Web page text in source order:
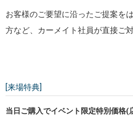
お客様のご要望に沿ったご提案を
方など、カーメイト社員が直接ご
[来場特典]
当日ご購入でイベント限定特別価格